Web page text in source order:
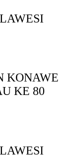
KONAWE
KE 80